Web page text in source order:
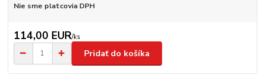
Nie sme platcovia DPH
114,00 EUR/ks
Pridať do košíka